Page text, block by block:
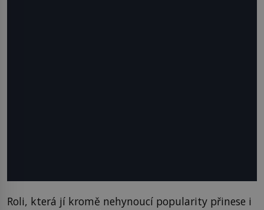
Roli, která jí kromě nehynoucí popularity přinese i